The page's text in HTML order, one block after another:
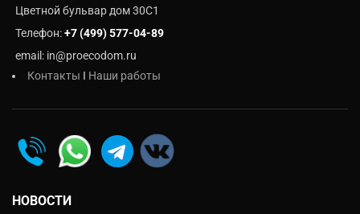
Цветной бульвар дом 30C1
Телефон:+7 (499) 577-04-89
email: in@proecodom.ru
Контакты I Наши работы
НОВОСТИ